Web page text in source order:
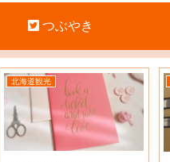
つぶやき
北海道観光